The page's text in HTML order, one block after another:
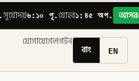
সূর্যোদয়৬:১০ পূ.যোহর১:৪৫ অপ. আসর
যোগাযোগলগইন
বাং EN